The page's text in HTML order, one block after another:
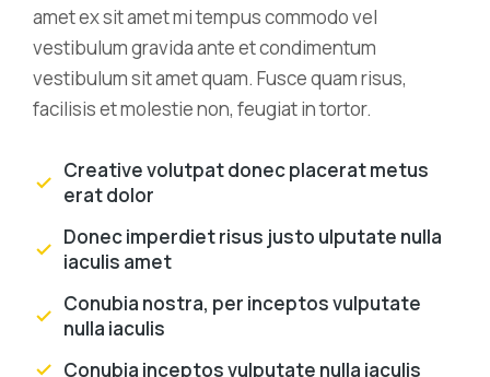
amet ex sit amet mi tempus commodo vel
vestibulum gravida ante et condimentum
vestibulum sit amet quam. Fusce quam risus,
facilisis et molestie non, feugiat in tortor.
Creative volutpat donec placerat metus
erat dolor
Donec imperdiet risus justo ulputate nulla
iaculis amet
Conubia nostra, per inceptos vulputate
nulla iaculis
Conubia inceptos vulputate nulla iaculis